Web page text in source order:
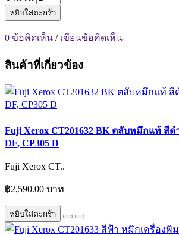
หยิบใส่ตะกร้า
0 ข้อคิดเห็น / เขียนข้อคิดเห็น
สินค้าที่เกี่ยวข้อง
Fuji Xerox CT201632 BK ตลับหมึกแท้ สีด
DF, CP305 D
Fuji Xerox CT..
฿2,590.00 บาท
หยิบใส่ตะกร้า